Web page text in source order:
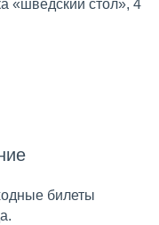
«шведский стол», 4
билеты